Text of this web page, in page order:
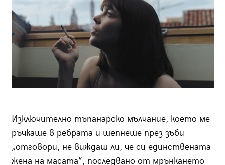
Изключително тъпанарско мълчание, което ме
ръчкаше в ребрата и шепнеше през зъби
„отговори, не виждаш ли, че си единствената
жена на масата”, последвано от мрънкането